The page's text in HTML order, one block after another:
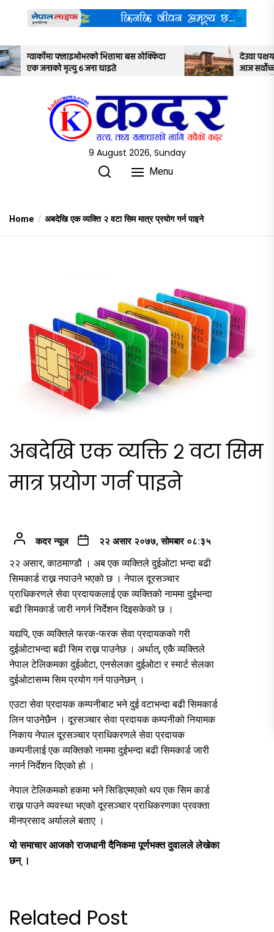
content
ठोक्किदा
देउवा पक्षयले दिएकोे पुनरावलोकन निवेदनमाथि
आज सर्वोच्च अदालतका तीन न्यायाधीशले
9 August 2026, Sunday
Menu
Home अबदेखि एक व्यक्ति २ वटा सिम मात्र प्रयोग गर्न पाइने
अबदेखि एक व्यक्ति २ वटा सिम
मात्र प्रयोग गर्न पाइने
कदर न्यूज २२ असार २०७७, सोमबार ०८:३५
२२ असार, काठमाण्डौ । अब एक व्यक्तिले दुईओटा भन्दा बढी
सिमकार्ड राख्न नपाउने भएको छ । नेपाल दूरसञ्चार
प्राधिकरणले सेवा प्रदायकलाई एक व्यक्तिको नाममा दुईभन्दा
बढी सिमकार्ड जारी नगर्न निर्देशन दिइसकेको छ ।
यद्यपि, एक व्यक्तिले फरक-फरक सेवा प्रदायकको गरी
दुईओटाभन्दा बढी सिम राख्न पाउनेछ । अर्थात्, एकै व्यक्तिले
नेपाल टेलिकमका दुईओटा, एनसेलका दुईओटा र स्मार्ट सेलका
दुईओटासम्म सिम प्रयोग गर्न पाउनेछन् ।
एउटा सेवा प्रदायक कम्पनीबाट भने दुई वटाभन्दा बढी सिमकार्ड
लिन पाउनेछैन । दूरसञ्चार सेवा प्रदायक कम्पनीको नियामक
निकाय नेपाल दूरसञ्चार प्राधिकरणले सेवा प्रदायक
कम्पनीलाई एक व्यक्तिको नाममा दुईभन्दा बढी सिमकार्ड जारी
नगर्न निर्देशन दिएको हो ।
नेपाल टेलिकमको हकमा भने सिडिएमएको थप एक सिम कार्ड
राख्न पाउने व्यवस्था भएको दूरसञ्चार प्राधिकरणका प्रवक्ता
मीनप्रसाद अर्यालले बताए ।
यो समाचार आजको राजधानी दैनिकमा पूर्णभक्त दुवालले लेखेका
छन् ।
Related Post